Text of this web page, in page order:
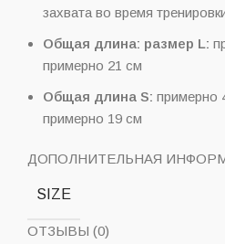
захвата во время
Общая длина: размер L:
примерно 21 см
Общая длина S: примерно
примерно 19 см
ДОПОЛНИТЕЛЬНАЯ
SIZE
ОТЗЫВЫ (0)